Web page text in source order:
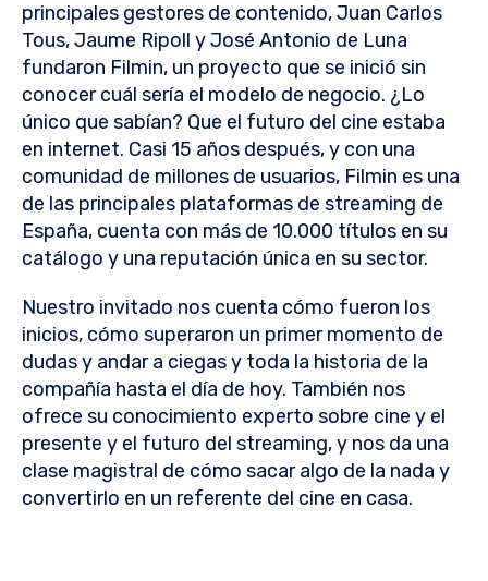
principales gestores de contenido, Juan Carlos
Tous, Jaume Ripoll y José Antonio de Luna
fundaron Filmin, un proyecto que se inició sin
conocer cuál sería el modelo de negocio. ¿Lo
único que sabían? Que el futuro del cine estaba
en internet. Casi 15 años después, y con una
comunidad de millones de usuarios, Filmin es una
de las principales plataformas de streaming de
España, cuenta con más de 10.000 títulos en su
catálogo y una reputación única en su sector.
Nuestro invitado nos cuenta cómo fueron los
inicios, cómo superaron un primer momento de
dudas y andar a ciegas y toda la historia de la
compañía hasta el día de hoy. También nos
ofrece su conocimiento experto sobre cine y el
presente y el futuro del streaming, y nos da una
clase magistral de cómo sacar algo de la nada y
convertirlo en un referente del cine en casa.